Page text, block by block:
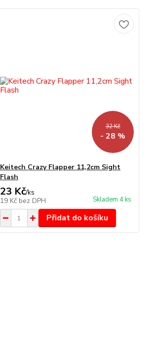
32 Kč
- 28 %
Keitech Crazy Flapper 11,2cm Sight
Flash
23 Kč/ks
19 Kč bez DPH Skladem 4 ks
Přidat do košíku